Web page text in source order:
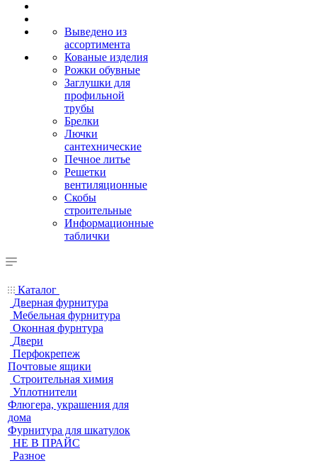
Выведено из
ассортимента
Кованые изделия
Рожки обувные
Заглушки для
профильной
трубы
Брелки
Лючки
сантехнические
Печное литье
Решетки
вентиляционные
Скобы
строительные
Информационные
таблички
Каталог
Дверная фурнитура
Мебельная фурнитура
Оконная фурнтура
Двери
Перфокрепеж
Почтовые ящики
Строительная химия
Уплотнители
Флюгера, украшения для
дома
Фурнитура для шкатулок
НЕ В ПРАЙС
Разное